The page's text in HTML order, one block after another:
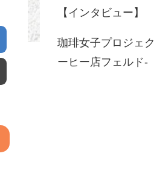
【インタビュー】
珈琲女子プロジェ
ーヒー店フェルド-